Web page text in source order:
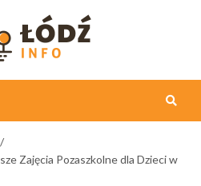
Info
Zajęcia Pozaszkolne dla Dzieci w